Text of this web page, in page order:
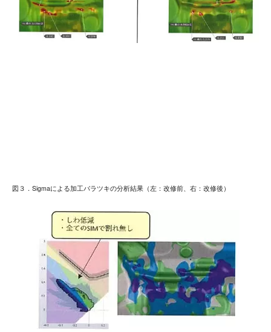
図３．Sigmaによる加工バラツキの分析結果（左：改修前、右：改修後）